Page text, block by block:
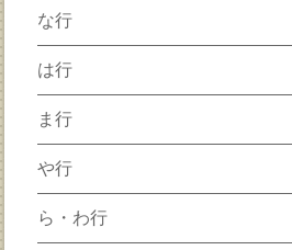
な行
は行
ま行
や行
ら・わ行